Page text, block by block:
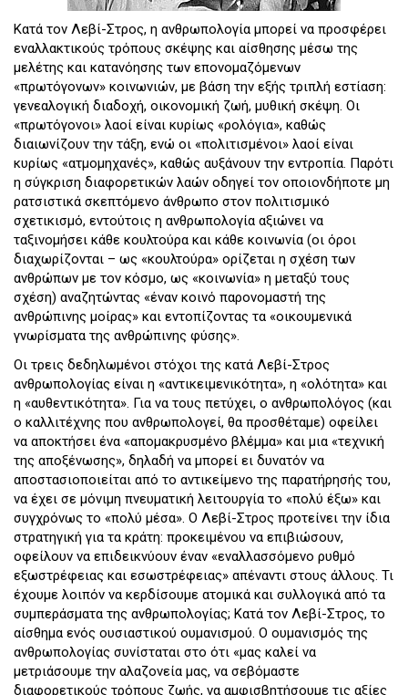
Κατά τον Λεβί-Στρος, η ανθρωπολογία μπορεί να προσφέρει
εναλλακτικούς τρόπους σκέψης και αίσθησης μέσω της
μελέτης και κατανόησης των επονομαζόμενων
«πρωτόγονων» κοινωνιών, με βάση την εξής τριπλή εστίαση:
γενεαλογική διαδοχή, οικονομική ζωή, μυθική σκέψη. Οι
«πρωτόγονοι» λαοί είναι κυρίως «ρολόγια», καθώς
διαιωνίζουν την τάξη, ενώ οι «πολιτισμένοι» λαοί είναι
κυρίως «ατμομηχανές», καθώς αυξάνουν την εντροπία. Παρότι
η σύγκριση διαφορετικών λαών οδηγεί τον οποιονδήποτε μη
ρατσιστικά σκεπτόμενο άνθρωπο στον πολιτισμικό
σχετικισμό, εντούτοις η ανθρωπολογία αξιώνει να
ταξινομήσει κάθε κουλτούρα και κάθε κοινωνία (οι όροι
διαχωρίζονται – ως «κουλτούρα» ορίζεται η σχέση των
ανθρώπων με τον κόσμο, ως «κοινωνία» η μεταξύ τους
σχέση) αναζητώντας «έναν κοινό παρονομαστή της
ανθρώπινης μοίρας» και εντοπίζοντας τα «οικουμενικά
γνωρίσματα της ανθρώπινης φύσης».
Οι τρεις δεδηλωμένοι στόχοι της κατά Λεβί-Στρος
ανθρωπολογίας είναι η «αντικειμενικότητα», η «ολότητα» και
η «αυθεντικότητα». Για να τους πετύχει, ο ανθρωπολόγος (και
ο καλλιτέχνης που ανθρωπολογεί, θα προσθέταμε) οφείλει
να αποκτήσει ένα «απομακρυσμένο βλέμμα» και μια «τεχνική
της αποξένωσης», δηλαδή να μπορεί ει δυνατόν να
αποστασιοποιείται από το αντικείμενο της παρατήρησής του,
να έχει σε μόνιμη πνευματική λειτουργία το «πολύ έξω» και
συγχρόνως το «πολύ μέσα». Ο Λεβί-Στρος προτείνει την ίδια
στρατηγική για τα κράτη: προκειμένου να επιβιώσουν,
οφείλουν να επιδεικνύουν έναν «εναλλασσόμενο ρυθμό
εξωστρέφειας και εσωστρέφειας» απέναντι στους άλλους. Τι
έχουμε λοιπόν να κερδίσουμε ατομικά και συλλογικά από τα
συμπεράσματα της ανθρωπολογίας; Κατά τον Λεβί-Στρος, το
αίσθημα ενός ουσιαστικού ουμανισμού. Ο ουμανισμός της
ανθρωπολογίας συνίσταται στο ότι «μας καλεί να
μετριάσουμε την αλαζονεία μας, να σεβόμαστε
διαφορετικούς τρόπους ζωής, να αμφισβητήσουμε τις αξίες